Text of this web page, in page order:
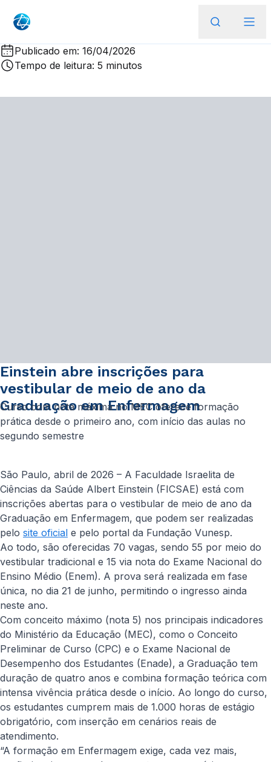
Publicado em: 16/04/2026
Tempo de leitura: 5 minutos
Einstein abre inscrições para
vestibular de meio de ano da
Graduação em Enfermagem
Curso com nota máxima no MEC oferece formação
prática desde o primeiro ano, com início das aulas no
segundo semestre
São Paulo, abril de 2026 – A Faculdade Israelita de
Ciências da Saúde Albert Einstein (FICSAE) está com
inscrições abertas para o vestibular de meio de ano da
Graduação em Enfermagem, que podem ser realizadas
pelo site oficial e pelo portal da Fundação Vunesp.
Ao todo, são oferecidas 70 vagas, sendo 55 por meio do
vestibular tradicional e 15 via nota do Exame Nacional do
Ensino Médio (Enem). A prova será realizada em fase
única, no dia 21 de junho, permitindo o ingresso ainda
neste ano.
Com conceito máximo (nota 5) nos principais indicadores
do Ministério da Educação (MEC), como o Conceito
Preliminar de Curso (CPC) e o Exame Nacional de
Desempenho dos Estudantes (Enade), a Graduação tem
duração de quatro anos e combina formação teórica com
intensa vivência prática desde o início. Ao longo do curso,
os estudantes cumprem mais de 1.000 horas de estágio
obrigatório, com inserção em cenários reais de
atendimento.
“A formação em Enfermagem exige, cada vez mais,